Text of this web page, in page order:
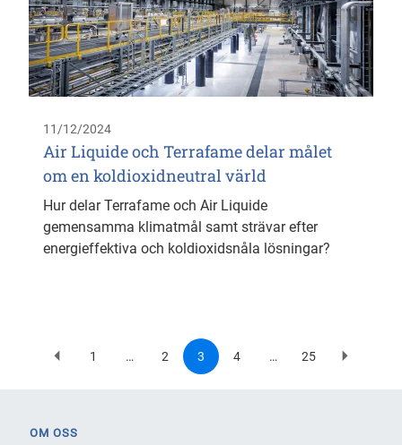
11/12/2024
Air Liquide och Terrafame delar målet
om en koldioxidneutral värld
Hur delar Terrafame och Air Liquide
gemensamma klimatmål samt strävar efter
energieffektiva och koldioxidsnåla lösningar?
Pagination
PreviousFirst
1 … Page
2
Current
page
3 Page
4 …
Last
25
Next
OM OSS